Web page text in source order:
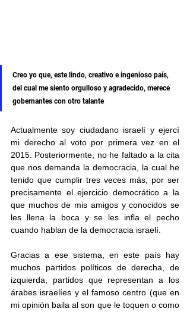
Creo yo que, este lindo, creativo e ingenioso país,
del cual me siento orgulloso y agradecido, merece
gobernantes con otro talante
Actualmente soy ciudadano israelí y ejercí
mi derecho al voto por primera vez en el
2015. Posteriormente, no he faltado a la cita
que nos demanda la democracia, la cual he
tenido que cumplir tres veces más, por ser
precisamente el ejercicio democrático a la
que muchos de mis amigos y conocidos se
les llena la boca y se les infla el pecho
cuando hablan de la democracia israelí.
Gracias a ese sistema, en este país hay
muchos partidos políticos de derecha, de
izquierda, partidos que representan a los
árabes israelíes y el famoso centro (que en
mi opinión baila al son que le toquen o como